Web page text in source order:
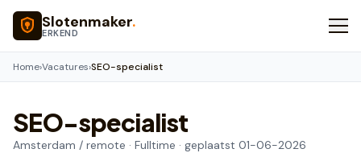
Naar hoofdinhoud
Slotenmaker.
ERKEND
Home›Vacatures›SEO-specialist
SEO-specialist
Amsterdam / remote · Fulltime · geplaatst 01-06-2026